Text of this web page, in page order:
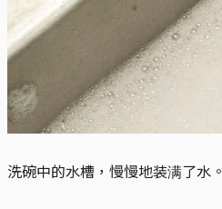
洗碗中的水槽，慢慢地装满了水。